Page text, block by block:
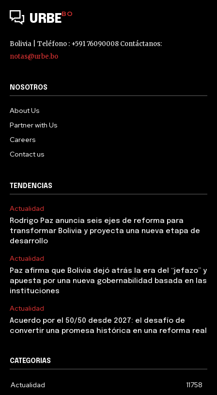
URBEBO
Bolivia | Teléfono : +591 76090008 Contáctanos:
notas@urbe.bo
NOSOTROS
About Us
Partner with Us
Careers
Contact us
TENDENCIAS
Actualidad
Rodrigo Paz anuncia seis ejes de reforma para
transformar Bolivia y proyecta una nueva etapa de
desarrollo
Actualidad
Paz afirma que Bolivia dejó atrás la era del “jefazo” y
apuesta por una nueva gobernabilidad basada en las
instituciones
Actualidad
Acuerdo por el 50/50 desde 2027: el desafío de
convertir una promesa histórica en una reforma real
CATEGORIAS
Actualidad
11758